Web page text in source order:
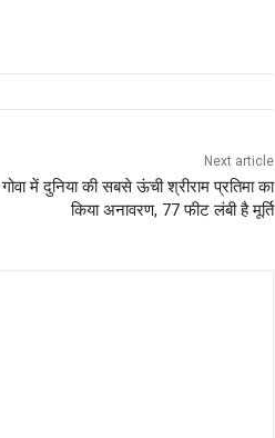
Next article
गोवा में दुनिया की सबसे ऊंची श्रीराम प्रतिमा का
किया अनावरण, 77 फीट लंबी है मूर्ति